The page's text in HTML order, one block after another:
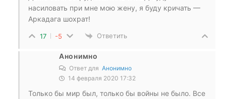
насиловать при мне мою жену, я буду кричать —
Аркадага шохрат!
17 -5 Ответить
Анонимно
Ответ для Анонимно
14 февраля 2020 17:32
Только бы мир был, только бы войны не было. Все